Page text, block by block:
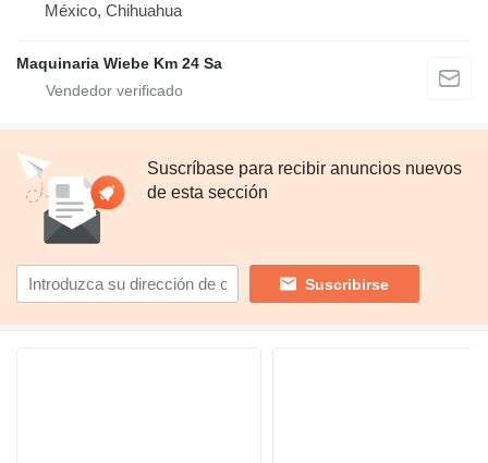
México, Chihuahua
Maquinaria Wiebe Km 24 Sa
Suscríbase para recibir anuncios nuevos
de esta sección
Suscribirse